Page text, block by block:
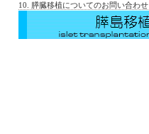
10. 膵臓移植についてのお問い合わせ